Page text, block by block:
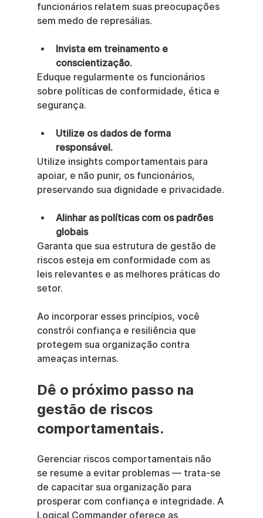
funcionários relatem suas preocupações
sem medo de represálias.
Invista em treinamento e
conscientização.
Eduque regularmente os funcionários
sobre políticas de conformidade, ética e
segurança.
Utilize os dados de forma
responsável.
Utilize insights comportamentais para
apoiar, e não punir, os funcionários,
preservando sua dignidade e privacidade.
Alinhar as políticas com os padrões
globais
Garanta que sua estrutura de gestão de
riscos esteja em conformidade com as
leis relevantes e as melhores práticas do
setor.
Ao incorporar esses princípios, você
constrói confiança e resiliência que
protegem sua organização contra
ameaças internas.
Dê o próximo passo na
gestão de riscos
comportamentais.
Gerenciar riscos comportamentais não
se resume a evitar problemas — trata-se
de capacitar sua organização para
prosperar com confiança e integridade. A
Logical Commander oferece as